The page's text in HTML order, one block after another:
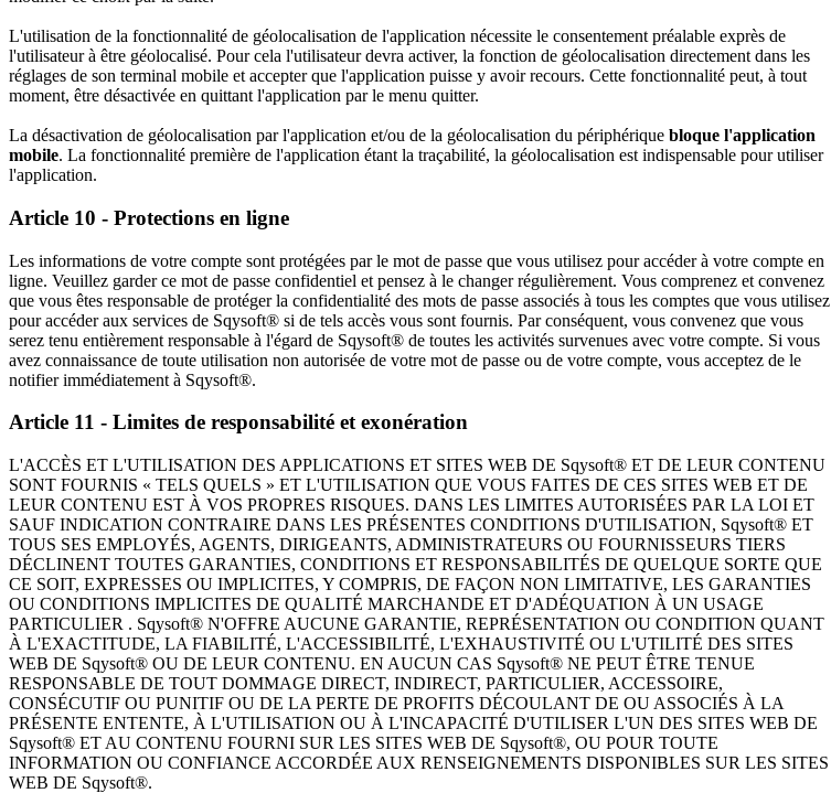
L'utilisation de la fonctionnalité de géolocalisation de l'application nécessite le consentement préalable exprès de
l'utilisateur à être géolocalisé. Pour cela l'utilisateur devra activer, la fonction de géolocalisation directement dans les
réglages de son terminal mobile et accepter que l'application puisse y avoir recours. Cette fonctionnalité peut, à tout
moment, être désactivée en quittant l'application par le menu quitter.
La désactivation de géolocalisation par l'application et/ou de la géolocalisation du périphérique bloque l'application
mobile. La fonctionnalité première de l'application étant la traçabilité, la géolocalisation est indispensable pour utiliser
l'application.
Article 10 - Protections en ligne
Les informations de votre compte sont protégées par le mot de passe que vous utilisez pour accéder à votre compte en
ligne. Veuillez garder ce mot de passe confidentiel et pensez à le changer régulièrement. Vous comprenez et convenez
que vous êtes responsable de protéger la confidentialité des mots de passe associés à tous les comptes que vous utilisez
pour accéder aux services de Sqysoft® si de tels accès vous sont fournis. Par conséquent, vous convenez que vous
serez tenu entièrement responsable à l'égard de Sqysoft® de toutes les activités survenues avec votre compte. Si vous
avez connaissance de toute utilisation non autorisée de votre mot de passe ou de votre compte, vous acceptez de le
notifier immédiatement à Sqysoft®.
Article 11 - Limites de responsabilité et exonération
L'ACCÈS ET L'UTILISATION DES APPLICATIONS ET SITES WEB DE Sqysoft® ET DE LEUR CONTENU
SONT FOURNIS « TELS QUELS » ET L'UTILISATION QUE VOUS FAITES DE CES SITES WEB ET DE
LEUR CONTENU EST À VOS PROPRES RISQUES. DANS LES LIMITES AUTORISÉES PAR LA LOI ET
SAUF INDICATION CONTRAIRE DANS LES PRÉSENTES CONDITIONS D'UTILISATION, Sqysoft® ET
TOUS SES EMPLOYÉS, AGENTS, DIRIGEANTS, ADMINISTRATEURS OU FOURNISSEURS TIERS
DÉCLINENT TOUTES GARANTIES, CONDITIONS ET RESPONSABILITÉS DE QUELQUE SORTE QUE
CE SOIT, EXPRESSES OU IMPLICITES, Y COMPRIS, DE FAÇON NON LIMITATIVE, LES GARANTIES
OU CONDITIONS IMPLICITES DE QUALITÉ MARCHANDE ET D'ADÉQUATION À UN USAGE
PARTICULIER . Sqysoft® N'OFFRE AUCUNE GARANTIE, REPRÉSENTATION OU CONDITION QUANT
À L'EXACTITUDE, LA FIABILITÉ, L'ACCESSIBILITÉ, L'EXHAUSTIVITÉ OU L'UTILITÉ DES SITES
WEB DE Sqysoft® OU DE LEUR CONTENU. EN AUCUN CAS Sqysoft® NE PEUT ÊTRE TENUE
RESPONSABLE DE TOUT DOMMAGE DIRECT, INDIRECT, PARTICULIER, ACCESSOIRE,
CONSÉCUTIF OU PUNITIF OU DE LA PERTE DE PROFITS DÉCOULANT DE OU ASSOCIÉS À LA
PRÉSENTE ENTENTE, À L'UTILISATION OU À L'INCAPACITÉ D'UTILISER L'UN DES SITES WEB DE
Sqysoft® ET AU CONTENU FOURNI SUR LES SITES WEB DE Sqysoft®, OU POUR TOUTE
INFORMATION OU CONFIANCE ACCORDÉE AUX RENSEIGNEMENTS DISPONIBLES SUR LES SITES
WEB DE Sqysoft®.